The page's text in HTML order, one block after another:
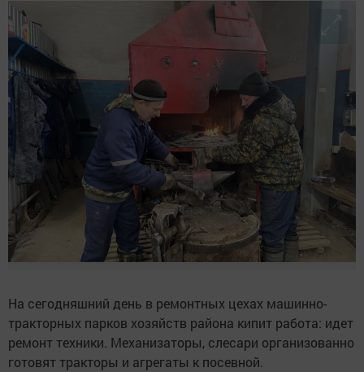
На сегодняшний день в ремонтных цехах машинно-
тракторных парков хозяйств района кипит работа: идет
ремонт техники. Механизаторы, слесари организованно
готовят тракторы и агрегаты к посевной.